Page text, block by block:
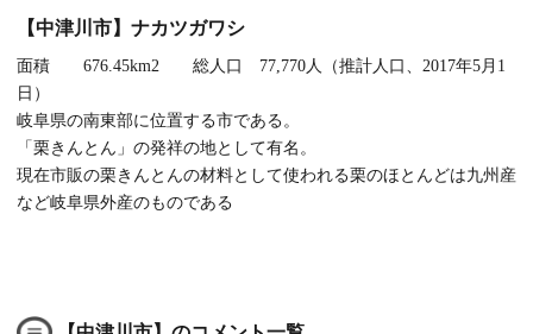
【中津川市】ナカツガワシ
面積 676.45km2 総人口 77,770人（推計人口、2017年5月1
日）
岐阜県の南東部に位置する市である。
「栗きんとん」の発祥の地として有名。
現在市販の栗きんとんの材料として使われる栗のほとんどは九州産
など岐阜県外産のものである